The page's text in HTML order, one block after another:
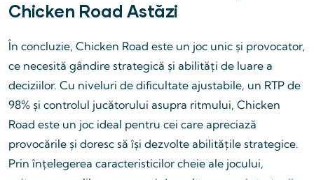
Chicken Road Astăzi
În concluzie, Chicken Road este un joc unic și provocator,
ce necesită gândire strategică și abilități de luare a
deciziilor. Cu niveluri de dificultate ajustabile, un RTP de
98% și controlul jucătorului asupra ritmului, Chicken
Road este un joc ideal pentru cei care apreciază
provocările și doresc să își dezvolte abilitățile strategice.
Prin înțelegerea caracteristicilor cheie ale jocului,